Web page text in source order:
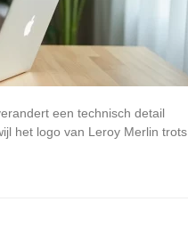
een technisch detail
het logo van Leroy Merlin trots